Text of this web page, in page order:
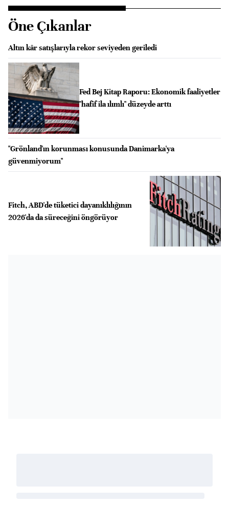
Öne Çıkanlar
Altın kâr satışlarıyla rekor seviyeden geriledi
Fed Bej Kitap Raporu: Ekonomik faaliyetler
"hafif ila ılımlı" düzeyde arttı
"Grönland'ın korunması konusunda Danimarka'ya
güvenmiyorum"
Fitch, ABD'de tüketici dayanıklılığının
2026'da da süreceğini öngörüyor